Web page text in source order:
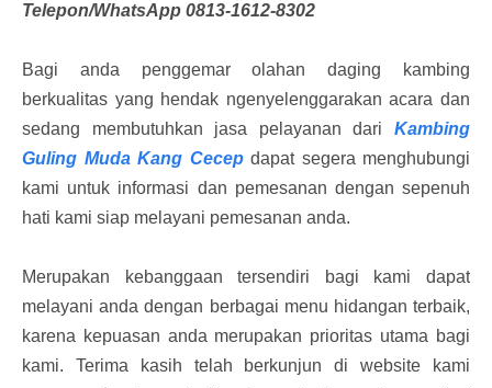
Telepon/WhatsApp 0813-1612-8302
Bagi anda penggemar olahan daging kambing
berkualitas yang hendak ngenyelenggarakan acara dan
sedang membutuhkan jasa pelayanan dari Kambing
Guling Muda Kang Cecepdapat segera menghubungi
kami untuk informasi dan pemesanan dengan sepenuh
hati kami siap melayani pemesanan anda.
Merupakan kebanggaan tersendiri bagi kami dapat
melayani anda dengan berbagai menu hidangan terbaik,
karena kepuasan anda merupakan prioritas utama bagi
kami. Terima kasih telah berkunjun di website kami